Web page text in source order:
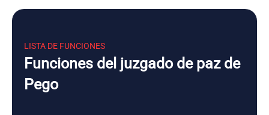
LISTA DE FUNCIONES
Funciones del juzgado de paz de
Pego